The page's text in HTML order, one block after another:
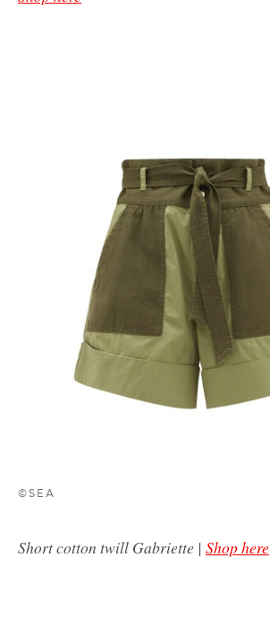
©SEA
Short cotton twill Gabriette | Shop here